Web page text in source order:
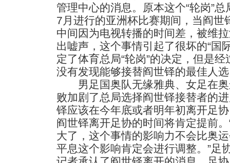
管理中心的消息。原本这个“轮岗”
7月进行的亚洲杯比赛期间，当阎世
中间因为电视转播的时间差，被维
出嘘声，这个事情引起了很坏的“国
定了体育总局“轮岗”的决定，但是
没有发现能够接替阎世铎的最佳人
男足国奥队无缘雅典、女足在奥
败加剧了总局选择阎世铎接替者的
铎应该在今年底或者明年初离开足
阎世铎离开足协的时间将肯定提前
大了，这个事情的影响力不会比奥
平息这个影响肯定会进行调整。”足